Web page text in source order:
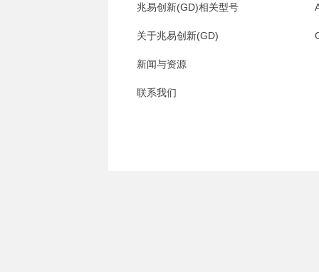
兆易创新(GD)相关型号
关于兆易创新(GD)
新闻与资源
联系我们